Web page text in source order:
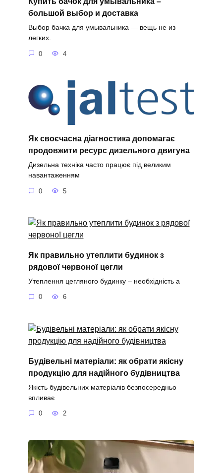
большой выбор и доставка
Выбор бачка для умывальника — вещь не из
легких.
0 4
Як своєчасна діагностика допомагає
продовжити ресурс дизельного двигуна
Дизельна техніка часто працює під великим
навантаженням
0 5
Як правильно утеплити будинок з
рядової червоної цегли
Утеплення цегляного будинку – необхідність а
0 6
Будівельні матеріали: як обрати якісну
продукцію для надійного будівництва
Якість будівельних матеріалів безпосередньо
впливає
0 2